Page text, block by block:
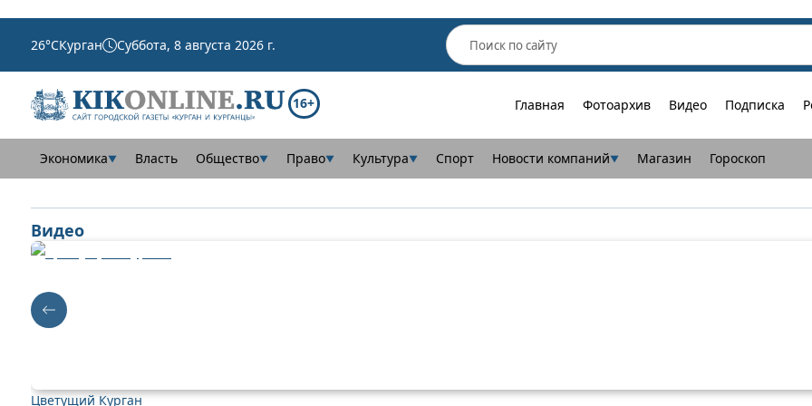
26°CКурган Суббота, 8 августа 2026 г.
16+ Главная Фотоархив Видео Подписка
Экономика▼ Власть Общество▼ Право▼ Культура▼ Спорт Новости компаний▼ Магазин Гороскоп
Видео
Цветущий Курган